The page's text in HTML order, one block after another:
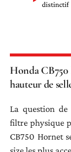
distinctif
Honda
hauteur de
La question
filtre physique
CB750 Hornet